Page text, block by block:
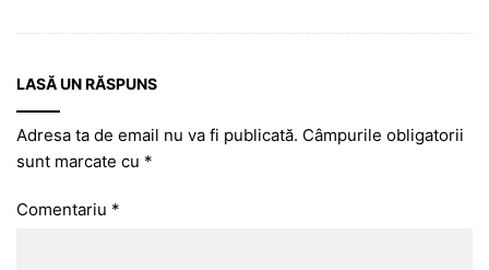
LASĂ UN RĂSPUNS
Adresa ta de email nu va fi publicată. Câmpurile obligatorii
sunt marcate cu *
Comentariu *